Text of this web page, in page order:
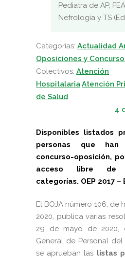
Pediatra de AP, FEA
Nefrología y TS
Categorias: Actualidad
Oposiciones y
Colectivos: Atención
HospitalariaAtención
de Salud
4
Disponibles listados
personas que
concurso-oposición,
acceso libre de
categorías. OEP 2017
El BOJA número 106, de
2020, publica varias
29 de mayo de 2020,
General de Personal
se aprueban las listas